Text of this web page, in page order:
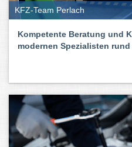
KFZ-Team Perlach
Kompetente Beratung und
modernen Spezialisten